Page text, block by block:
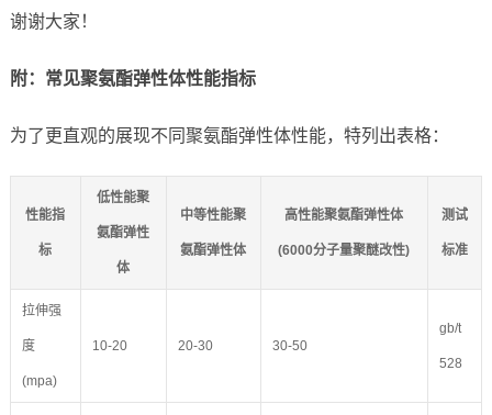
谢谢大家！
附：常见聚氨酯弹性体性能指标
为了更直观的展现不同聚氨酯弹性体性能，特列出表格：
性能指
标
低性能聚
氨酯弹性
体
中等性能聚
氨酯弹性体
高性能聚氨酯弹性体
(6000分子量聚醚改性)
测试
标准
拉伸强
度
(mpa)
10-20 20-30 30-50
gb/t
528